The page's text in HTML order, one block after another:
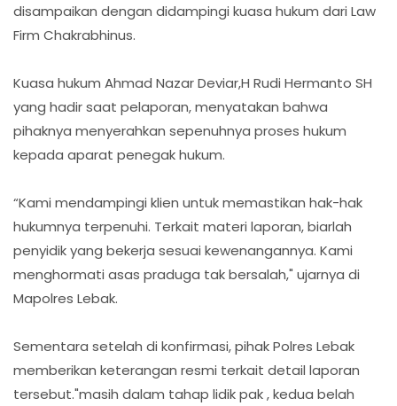
disampaikan dengan didampingi kuasa hukum dari Law
Firm Chakrabhinus.
Kuasa hukum Ahmad Nazar Deviar,H Rudi Hermanto SH
yang hadir saat pelaporan, menyatakan bahwa
pihaknya menyerahkan sepenuhnya proses hukum
kepada aparat penegak hukum.
“Kami mendampingi klien untuk memastikan hak-hak
hukumnya terpenuhi. Terkait materi laporan, biarlah
penyidik yang bekerja sesuai kewenangannya. Kami
menghormati asas praduga tak bersalah," ujarnya di
Mapolres Lebak.
Sementara setelah di konfirmasi, pihak Polres Lebak
memberikan keterangan resmi terkait detail laporan
tersebut."masih dalam tahap lidik pak , kedua belah